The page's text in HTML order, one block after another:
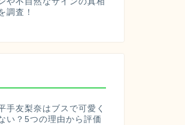
調査！
手友梨奈はブスで可愛く
い？5つの理由から評価